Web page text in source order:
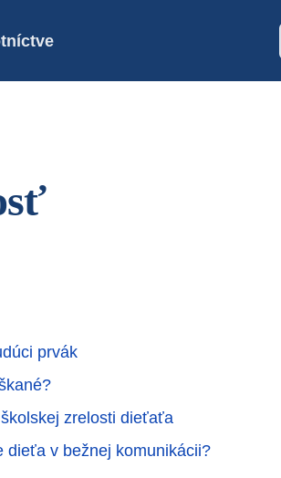
prvák
zrelosti dieťaťa
dieťa v bežnej komunikácii?